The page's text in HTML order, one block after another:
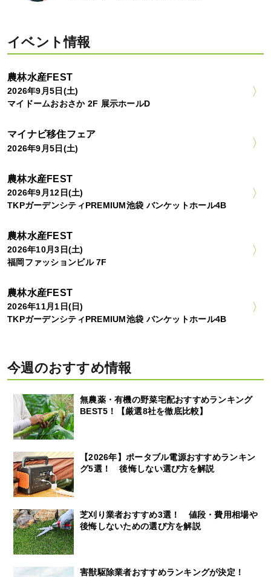
イベント情報
農林水産FEST
2026年9月5日(土)
マイドームおおさか 2F 展示ホールD
マイナビ移住フェア
2026年9月5日(土)
農林水産FEST
2026年9月12日(土)
TKPガーデンシティPREMIUM池袋 バンケットホール4B
農林水産FEST
2026年10月3日(土)
福岡ファッションビル 7F
農林水産FEST
2026年11月1日(日)
TKPガーデンシティPREMIUM池袋 バンケットホール4B
今週のおすすめ情報
無農薬・有機の野菜宅配おすすめランキング
BEST5！【厳選8社を徹底比較】
【2026年】ポータブル電源おすすめランキン
グ5選！ 後悔しない選び方を解説
芝刈り業者おすすめ3選！ 値段・費用相場や
後悔しないための選び方を解説
害獣駆除業者おすすめランキングが決定！